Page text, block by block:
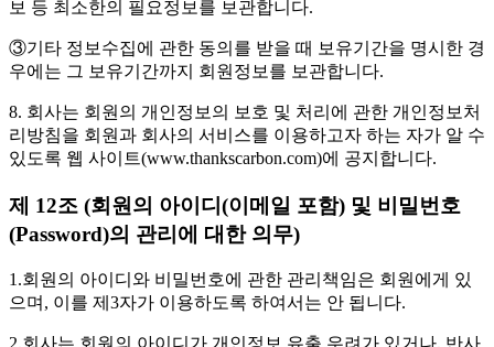
보 등 최소한의 필요정보를 보관합니다.
③기타 정보수집에 관한 동의를 받을 때 보유기간을 명시한 경
우에는 그 보유기간까지 회원정보를 보관합니다.
8. 회사는 회원의 개인정보의 보호 및 처리에 관한 개인정보처
리방침을 회원과 회사의 서비스를 이용하고자 하는 자가 알 수
있도록 웹 사이트(www.thankscarbon.com)에 공지합니다.
제 12조 (회원의 아이디(이메일 포함) 및 비밀번호
(Password)의 관리에 대한 의무)
1.회원의 아이디와 비밀번호에 관한 관리책임은 회원에게 있
으며, 이를 제3자가 이용하도록 하여서는 안 됩니다.